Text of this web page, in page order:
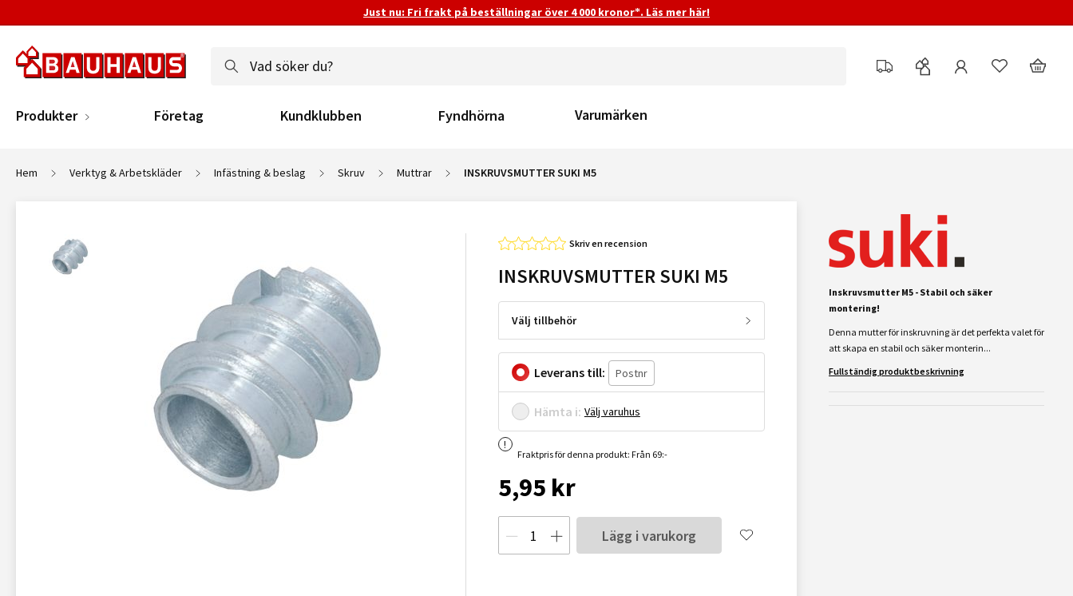
Just nu: Fri frakt på beställningar över 4 000 kronor*. Läs mer här!
Produkter Företag Kundklubben Fyndhörna Varumärken
Hem Verktyg & Arbetskläder Infästning & beslag Skruv Muttrar INSKRUVSMUTTER SUKI M5
Skriv en recension
INSKRUVSMUTTER SUKI M5
Välj tillbehör
Leverans till:
Hämta i: Välj varuhus
Fraktpris för denna produkt: Från 69:-
5,95 kr
Lägg i varukorg
Inskruvsmutter M5 - Stabil och säker
montering!
Denna mutter för inskruvning är det perfekta valet för
att skapa en stabil och säker monterin...
Fullständig produktbeskrivning